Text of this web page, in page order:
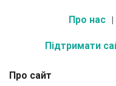
Про нас
Підтримати
Про сайт